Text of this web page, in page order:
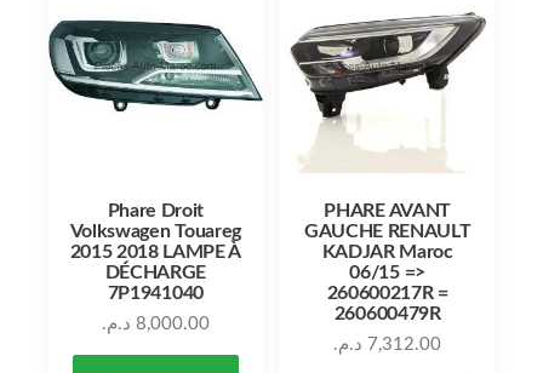
Phare Droit
Volkswagen Touareg
2015 2018 LAMPE À
DÉCHARGE
7P1941040
8,000.00 د.م.
PHARE AVANT
GAUCHE RENAULT
KADJAR Maroc
06/15 =>
260600217R =
260600479R
7,312.00 د.م.